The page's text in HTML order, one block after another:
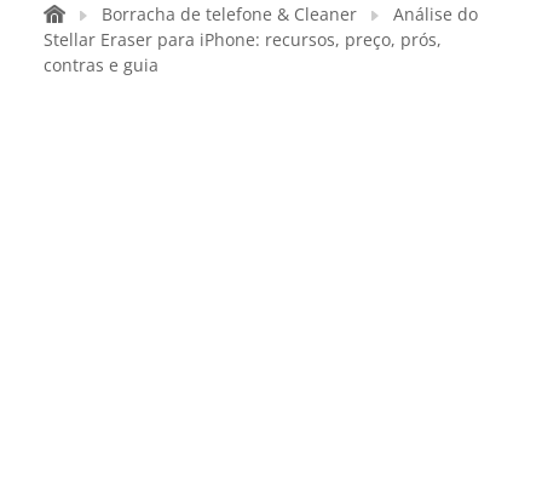
Borracha de telefone & Cleaner
Análise do
Stellar Eraser para iPhone: recursos, preço, prós,
contras e guia